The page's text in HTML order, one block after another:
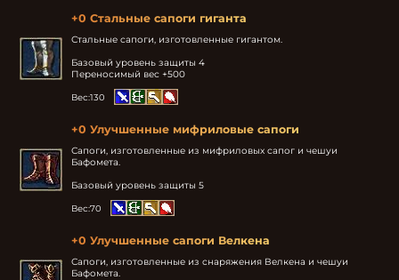
+0 Стальные сапоги гиганта
Стальные сапоги, изготовленные гигантом.
Базовый уровень защиты 4
Переносимый вес +500
Вес:130
+0 Улучшенные мифриловые сапоги
Сапоги, изготовленные из мифриловых сапог и чешуи
Бафомета.
Базовый уровень защиты 5
Вес:70
+0 Улучшенные сапоги Велкена
Сапоги, изготовленные из снаряжения Велкена и чешуи
Бафомета.